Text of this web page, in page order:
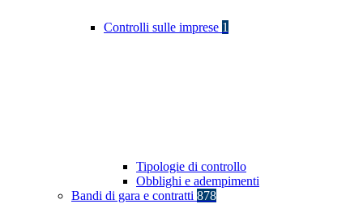
Controlli sulle imprese 1
Tipologie di controllo
Obblighi e adempimenti
Bandi di gara e contratti 878